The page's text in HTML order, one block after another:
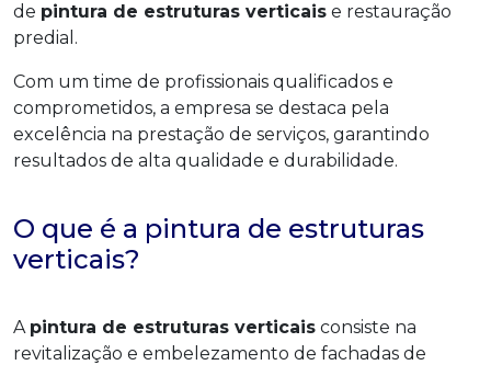
de pintura de estruturas verticais e restauração
predial.
Com um time de profissionais qualificados e
comprometidos, a empresa se destaca pela
excelência na prestação de serviços, garantindo
resultados de alta qualidade e durabilidade.
O que é a pintura de estruturas
verticais?
A pintura de estruturas verticais consiste na
revitalização e embelezamento de fachadas de